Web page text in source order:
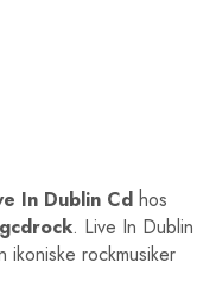
In Dublin Cd hos
. Live In Dublin
rockmusiker